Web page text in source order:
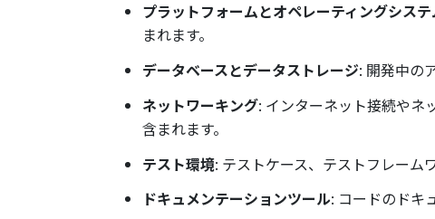
プラットフォームとオペレーティングシステ
まれます。
データベースとデータストレージ: 開発中の
ネットワーキング: インターネット接続やネ
含まれます。
テスト環境: テストケース、テストフレーム
ドキュメンテーションツール: コードのドキ